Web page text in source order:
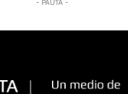
- PAUTA -